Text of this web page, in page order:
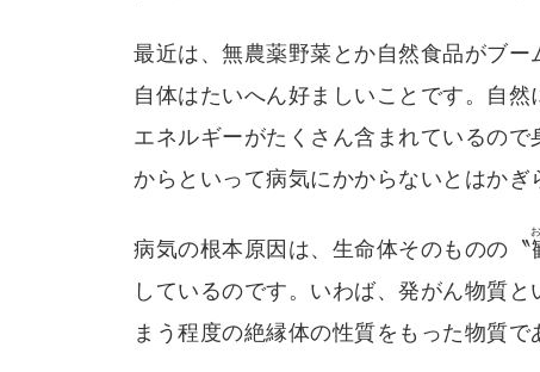
最近は、無農薬野菜とか自然食品がブ
自体はたいへん好ましいことです。自
エネルギーがたくさん含まれているの
からといって病気にかからないとはかぎ
病気の根本原因は、生命体そのものの〝
しているのです。いわば、発がん物質
まう程度の絶縁体の性質をもった物質で